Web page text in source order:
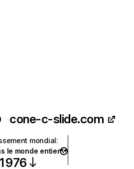
cone-c-slide.com
mondial:
le monde entier
976